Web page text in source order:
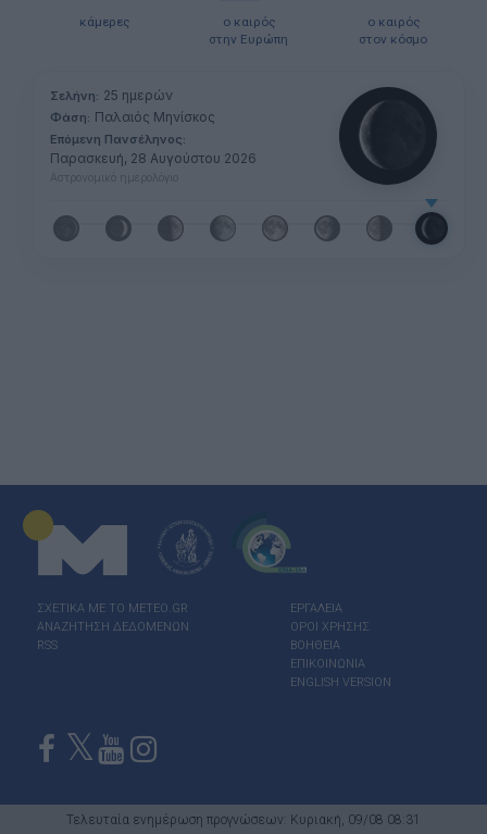
κάμερες
ο καιρός
στην Ευρώπη
ο καιρός
στον κόσμο
Σελήνη: 25 ημερών
Φάση: Παλαιός Μηνίσκος
Επόμενη Πανσέληνος:
Παρασκευή, 28 Αυγούστου 2026
Αστρονομικό ημερολόγιο
ΣΧΕΤΙΚΑ ΜΕ ΤΟ ΜΕΤΕΟ.GR
ΑΝΑΖΗΤΗΣΗ ΔΕΔΟΜΕΝΩΝ
RSS
ΕΡΓΑΛΕΙΑ
ΟΡΟΙ ΧΡΗΣΗΣ
ΒΟΗΘΕΙΑ
ΕΠΙΚΟΙΝΩΝΙΑ
ENGLISH VERSION
Τελευταία ενημέρωση προγνώσεων: Κυριακή, 09/08 08:31